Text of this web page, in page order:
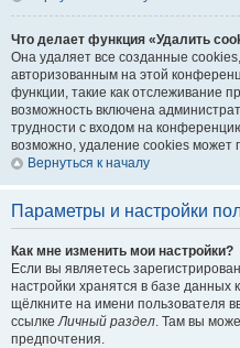
Что делает функция «Удалить
Она удаляет все созданные
авторизованным на этой
функции, такие как отслеживание
возможность включена
трудности с входом на
возможно, удаление cookies может
Вернуться к началу
Параметры и настройки
Как мне изменить мои настройки?
Если вы являетесь
настройки хранятся в базе
щёлкните на имени пользователя
ссылкеЛичный раздел. Там вы
предпочтения.